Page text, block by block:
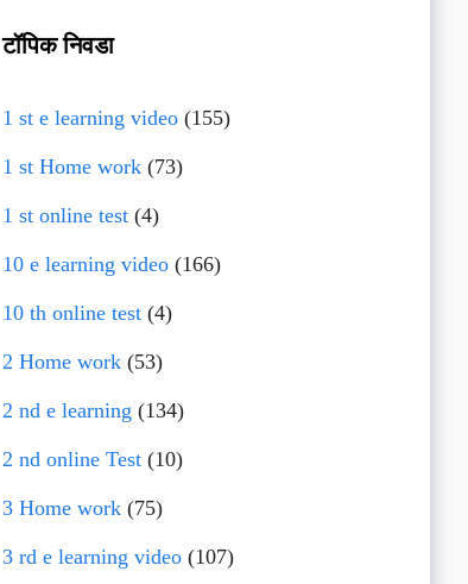
टॉपिक निवडा
1 st e learning video(155)
1 st Home work(73)
1 st online test(4)
10 e learning video(166)
10 th online test(4)
2 Home work(53)
2 nd e learning (134)
2 nd online Test(10)
3 Home work(75)
3 rd e learning video(107)